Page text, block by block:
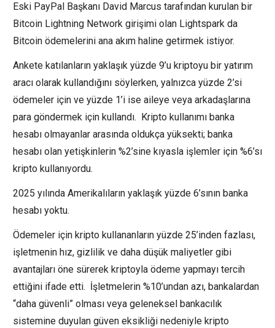
Eski PayPal Başkanı David Marcus tarafından kurulan bir
Bitcoin Lightning Network girişimi olan Lightspark da
Bitcoin ödemelerini ana akım haline getirmek istiyor.
Ankete katılanların yaklaşık yüzde 9’u kriptoyu bir yatırım
aracı olarak kullandığını söylerken, yalnızca yüzde 2’si
ödemeler için ve yüzde 1’i ise aileye veya arkadaşlarına
para göndermek için kullandı. Kripto kullanımı banka
hesabı olmayanlar arasında oldukça yüksekti; banka
hesabı olan yetişkinlerin %2’sine kıyasla işlemler için %6’sı
kripto kullanıyordu.
2025 yılında Amerikalıların yaklaşık yüzde 6’sının banka
hesabı yoktu.
Ödemeler için kripto kullananların yüzde 25’inden fazlası,
işletmenin hız, gizlilik ve daha düşük maliyetler gibi
avantajları öne sürerek kriptoyla ödeme yapmayı tercih
ettiğini ifade etti. İşletmelerin %10’undan azı, bankalardan
“daha güvenli” olması veya geleneksel bankacılık
sistemine duyulan güven eksikliği nedeniyle kripto